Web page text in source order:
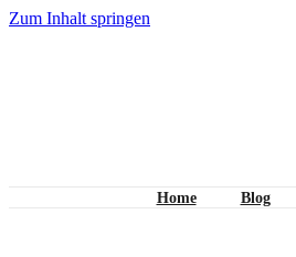
Zum Inhalt springen
Home Blog